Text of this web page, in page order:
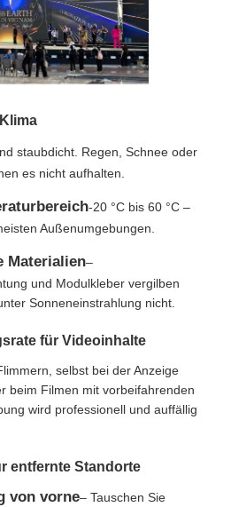
Bildschirmen
Display
den Außenbereich
staubdicht. Regen, Schnee oder
es nicht aufhalten.
-20 °C bis 60 °C –
Außenumgebungen.
Materialien–
und Modulkleber vergilben
Sonneneinstrahlung nicht.
für Videoinhalte
selbst bei der Anzeige
beim Filmen mit vorbeifahrenden
wird professionell und auffällig
entfernte Standorte
von vorne– Tauschen Sie